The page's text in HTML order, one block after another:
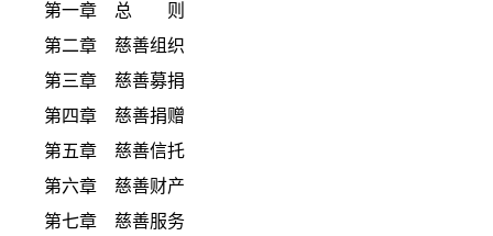
第一章 总 则
第二章 慈善组织
第三章 慈善募捐
第四章 慈善捐赠
第五章 慈善信托
第六章 慈善财产
第七章 慈善服务